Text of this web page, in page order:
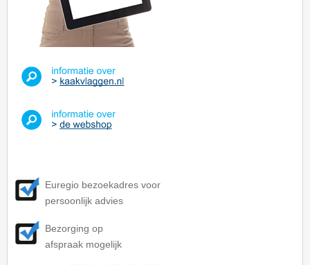
Euregio bezoekadres voor
persoonlijk advies
Bezorging op
afspraak mogelijk